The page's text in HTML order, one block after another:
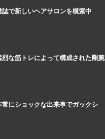
誌で新しいヘアサロンを模索中
烈な筋トレによって構成された剛腕
常にショックな出来事でガックシ